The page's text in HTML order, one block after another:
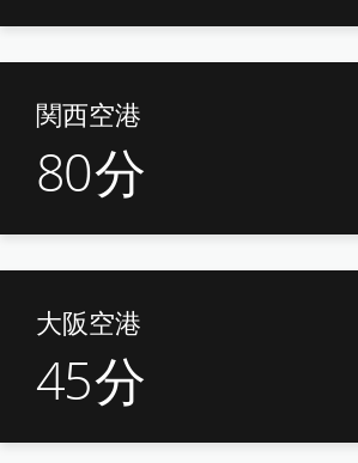
関西空港
80分
大阪空港
45分